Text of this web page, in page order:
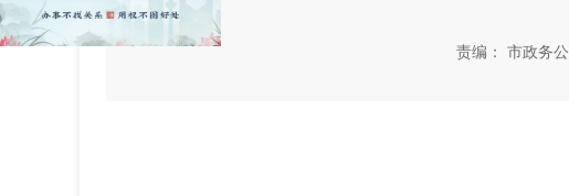
责编： 市政务